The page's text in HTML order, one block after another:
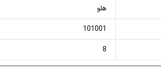
هلو
101001
8